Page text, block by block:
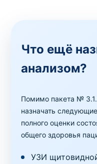
Что ещё
анализом?
Помимо пакета №
назначать
полного оценки
общего здоровья
УЗИ